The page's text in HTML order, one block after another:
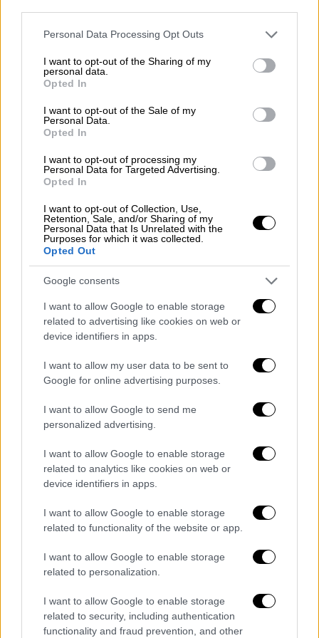
Please note that this website/app uses one or more Google
not limited to your visit or usage behaviour. You may click to
grant or deny consent to Google and its third-party tags to
use your data for below specified purposes in below Google
consent section.
Personal Data Processing Opt Outs
I want to opt-out of the Sharing of my
personal data.
Opted In
I want to opt-out of the Sale of my
Personal Data.
Opted In
I want to opt-out of processing my
Personal Data for Targeted Advertising.
Opted In
I want to opt-out of Collection, Use,
Retention, Sale, and/or Sharing of my
Personal Data that Is Unrelated with the
Purposes for which it was collected.
Opted Out
Google consents
I want to allow Google to enable storage
related to advertising like cookies on web or
device identifiers in apps.
I want to allow my user data to be sent to
Google for online advertising purposes.
I want to allow Google to send me
personalized advertising.
I want to allow Google to enable storage
related to analytics like cookies on web or
device identifiers in apps.
I want to allow Google to enable storage
related to functionality of the website or app.
I want to allow Google to enable storage
related to personalization.
I want to allow Google to enable storage
related to security, including authentication
functionality and fraud prevention, and other
και των δύο κοριτσιών. Αυτές ετοιμάζει
μέσα στη φυλακή ηΡούλα Πισπιρίγκουμε
την ιδιότητα της μοναδικής ύποπτης για την
υπόθεση.
Ρούλα Πισπιρίγκου: «Σκεφτόμουν ότι
ο Μάνος είναι αναίσθητος»
Για τον θάνατο της Μαλένας, ηΡουλα
Πισπιρίγκου
ψυχολόγο ότι πέθανε από την
χημειοθεραπεία ή κάποιο φάρμακο που της
είχαν δώσει στο νοσοκομείο και ότι είχαν
κάνει μήνυση για τον θάνατο τής.
Επίσης, φέρεται να σχολίασε τη στάση του
Μάνου Δασκαλάκη, όταν πέθανε το παιδί.
Όπως είπε, ο σύζυγός της στεναχωρέθηκε
μην είχε συμβεί τίποτα:
«Δε στεναχωριόταν, δεν έκλαιγε, δεν την
ανέφερε, δεν ήταν θλιμμένος... Σκεφτόμουν
έλεγα άπειρες φορές αυτό και εκείνος μου
απαντούσε ότι το διαχειρίζεται ο καθένας
με τον δικό του τρόπο. Κοιτούσα να το
σεβαστώ αυτό. Ο Μάνος θεωρούσε ότι
επειδή είχε μείνει η Τζωρτζίνα πίσω έπρεπε
να μείνει δυνατός για εκείνη...», φέρεται να
είπε στηνψυχολόγο.
Η κλινική ψυχολόγος μετά τις συνεδρίες
που είχε με τηΡουλα Πισπιρίγκου